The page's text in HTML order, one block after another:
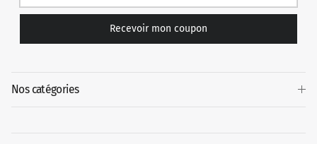
Recevoir mon coupon
Nos catégories